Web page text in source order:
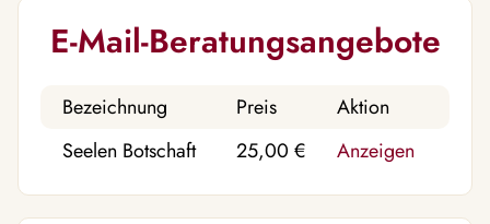
E-Mail-Beratungsangebote
Bezeichnung Preis
Aktion
Seelen Botschaft
25,00 € Anzeigen